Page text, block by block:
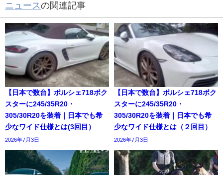
ニュースの関連記事
【日本で数台】ポルシェ718ボク
スターに245/35R20・
305/30R20を装着｜日本でも希
少なワイド仕様とは(3回目）
2026年7月3日
【日本で数台】ポルシェ718ボク
スターに245/35R20・
305/30R20を装着｜日本でも希
少なワイド仕様とは（２回目）
2026年7月3日